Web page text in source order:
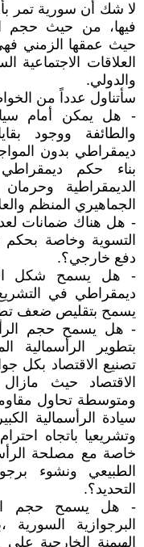
لا شك أن سورية تمر
فيها، من حيث حجم
حيث عمقها الزمني
العلاقات الاجتماعية
والدولي.
سأتناول عدداً من
- هل يمكن أمام
والطائفة ووجود
ديمقراطي بدون
بناء حكم
الديمقراطية
الجماهيري المنظم
- هل هناك ضمانات
التسوية وخاصة بحكم
دفع خارجي؟.
- هل يسمح شكل
ديمقراطي في التشريع
يسمح بتقليص ضعف
- هل يسمح حجم
بتطوير الرأسمالية
تصنيع الاقتصاد بكل
الاقتصاد حيث
ومتوسطة تحاول
سيادة الرأسمالية
وتشريعيا باتجاه
خاصة مع مصلحة
الطبيعي ونشوء
التحديد؟.
- هل يسمح حجم
البرجوازية السورية
الهيمنة الخارجية